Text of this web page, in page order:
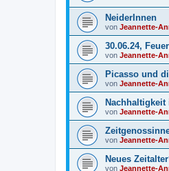
NeiderInnen
von Jeannette-
30.06.24,
von Jeannette-
Picasso und
von Jeannette-
von Jeannette-
von Jeannette-
Neues
von Jeannette-